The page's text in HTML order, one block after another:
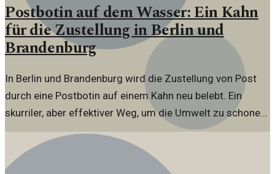
Postbotin auf dem Wasser: Ein Kahn
für die Zustellung in Berlin und
Brandenburg
In Berlin und Brandenburg wird die Zustellung von Post
durch eine Postbotin auf einem Kahn neu belebt. Ein
skurriler, aber effektiver Weg, um die Umwelt zu schonen
und die Region zu erkunden.